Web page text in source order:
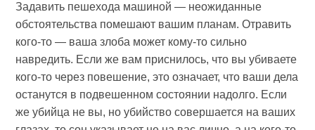
Задавить пешехода машиной — неожиданные
обстоятельства помешают вашим планам. Отравить
кого-то — ваша злоба может кому-то сильно
навредить. Если же вам приснилось, что вы убиваете
кого-то через повешение, это означает, что ваши дела
останутся в подвешенном состоянии надолго. Если
же убийца не вы, но убийство совершается на ваших